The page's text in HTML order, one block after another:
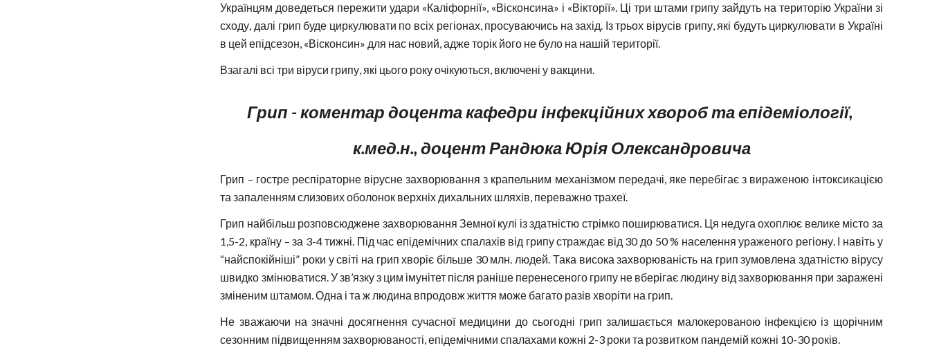
Українцям доведеться пережити удари «Каліфорнії», «Вісконсина» і «Вікторії». Ці три штами грипу зайдуть на територію України зі
сходу, далі грип буде циркулювати по всіх регіонах, просуваючись на захід. Із трьох вірусів грипу, які будуть циркулювати в Україні
в цей епідсезон, «Вісконсин» для нас новий, адже торік його не було на нашій території.
Взагалі всі три віруси грипу, які цього року очікуються, включені у вакцини.
Грип - коментар доцента кафедри інфекційних хвороб та епідеміології,
к.мед.н., доцент Рандюка Юрія Олександровича
Грип – гостре респіраторне вірусне захворювання з крапельним механізмом передачі, яке перебігає з вираженою інтоксикацією
та запаленням слизових оболонок верхніх дихальних шляхів, переважно трахеї.
Грип найбільш розповсюджене захворювання Земної кулі із здатністю стрімко поширюватися. Ця недуга охоплює велике місто за
1,5-2, країну – за 3-4 тижні. Під час епідемічних спалахів від грипу страждає від 30 до 50 % населення ураженого регіону. І навіть у
“найспокійніші” роки у світі на грип хворіє більше 30 млн. людей. Така висока захворюваність на грип зумовлена здатністю вірусу
швидко змінюватися. У зв’язку з цим імунітет після раніше перенесеного грипу не вберігає людину від захворювання при заражені
зміненим штамом. Одна і та ж людина впродовж життя може багато разів хворіти на грип.
Не зважаючи на значні досягнення сучасної медицини до сьогодні грип залишається малокерованою інфекцією із щорічним
сезонним підвищенням захворюваності, епідемічними спалахами кожні 2-3 роки та розвитком пандемій кожні 10-30 років.